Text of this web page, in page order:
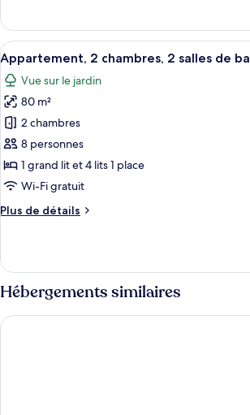
2
salles
de
bains
le
type
de
chambre
Appartement,
3
chambres,
2
salles
de
bains
Afficher
toutes
les
photos
pour
ce
type
de
chambre :
Appartement,
2
salles
de
bains
Une
7
Appartement, 2 chambres, 2 salles de
Vue sur le jardin
80 m²
2 chambres
8 personnes
1 grand lit et 4 lits 1 place
Wi-Fi gratuit
Plus de détails
Plus
le
type
de
chambre
Appartement,
Hébergements similaires
Hotel Residence S